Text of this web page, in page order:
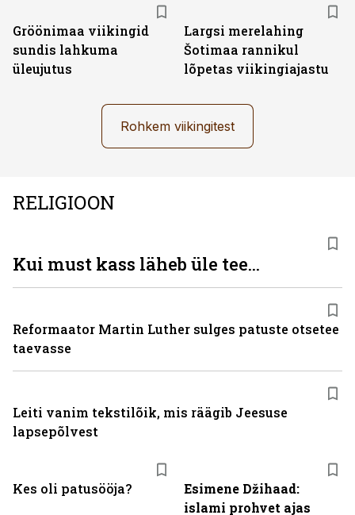
Gröönimaa viikingid
sundis lahkuma
üleujutus
Largsi merelahing
Šotimaa rannikul
lõpetas viikingiajastu
Rohkem viikingitest
RELIGIOON
Kes oli patusööja?
Esimene Džihaad:
islami prohvet ajas
Kui must kass läheb üle tee...
Reformaator Martin Luther sulges patuste otsetee
taevasse
Leiti vanim tekstilõik, mis räägib Jeesuse
lapsepõlvest